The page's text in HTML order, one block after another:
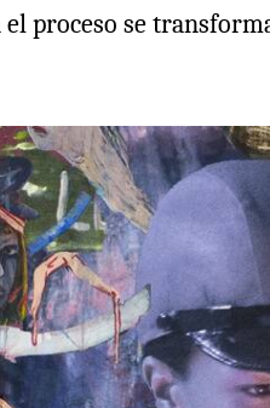
proceso se